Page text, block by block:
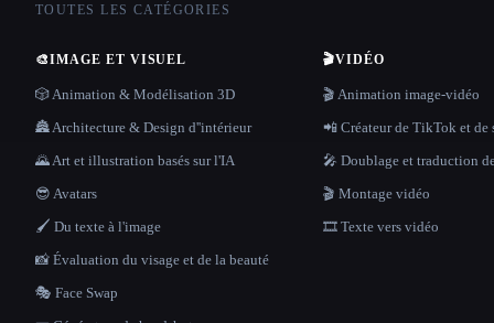
TOUTES LES CATÉGORIES
🎨IMAGE ET VISUEL
🎲 Animation & Modélisation 3D
🏯 Architecture & Design d''intérieur
🌄 Art et illustration basés sur l'IA
😎 Avatars
🖌️ Du texte à l'image
📸 Évaluation du visage et de la beauté
🎭 Face Swap
🎬VIDÉO
🎬 Animation image-vidéo
📲 Créateur de TikTok et de
🎤 Doublage et traduction
🎬 Montage vidéo
🎞️ Texte vers vidéo